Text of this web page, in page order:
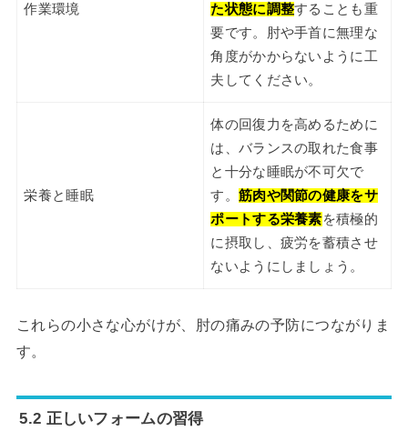
作業環境
た状態に調整することも重
要です。肘や手首に無理な
角度がかからないように工
夫してください。
栄養と睡眠
体の回復力を高めるために
は、バランスの取れた食事
と十分な睡眠が不可欠で
す。 筋肉や関節の健康をサ
ポートする栄養素を積極的
に摂取し、疲労を蓄積させ
ないようにしましょう。
これらの小さな心がけが、肘の痛みの予防につながりま
す。
5.2 正しいフォームの習得